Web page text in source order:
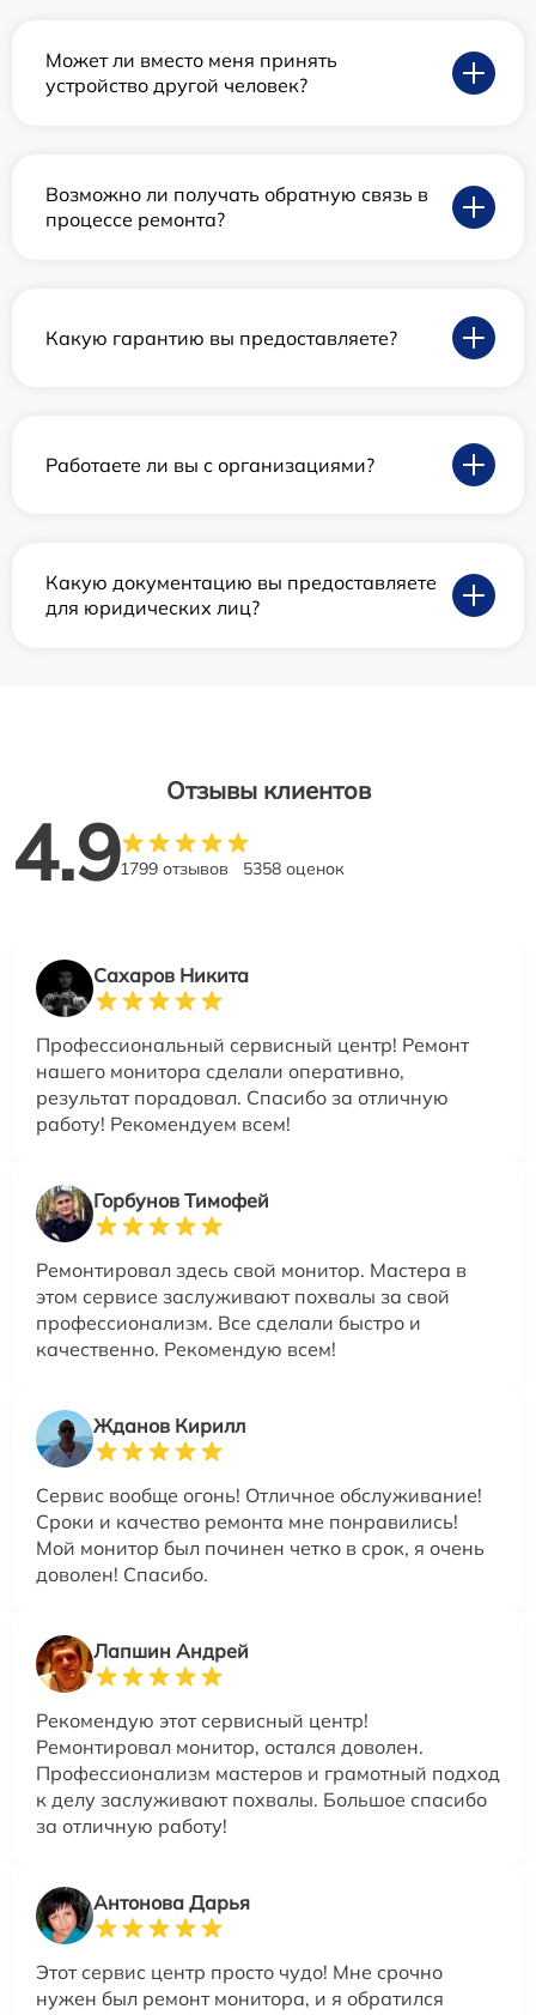
Может ли вместо меня принять
устройство другой человек?
Возможно ли получать обратную связь в
процессе ремонта?
Какую гарантию вы предоставляете?
Работаете ли вы с организациями?
Какую документацию вы предоставляете
для юридических лиц?
Отзывы клиентов
4.91799 отзывов 5358 оценок
Сахаров Никита
Профессиональный сервисный центр! Ремонт
нашего монитора сделали оперативно,
результат порадовал. Спасибо за отличную
работу! Рекомендуем всем!
Горбунов Тимофей
Ремонтировал здесь свой монитор. Мастера в
этом сервисе заслуживают похвалы за свой
профессионализм. Все сделали быстро и
качественно. Рекомендую всем!
Жданов Кирилл
Сервис вообще огонь! Отличное обслуживание!
Сроки и качество ремонта мне понравились!
Мой монитор был починен четко в срок, я очень
доволен! Спасибо.
Лапшин Андрей
Рекомендую этот сервисный центр!
Ремонтировал монитор, остался доволен.
Профессионализм мастеров и грамотный подход
к делу заслуживают похвалы. Большое спасибо
за отличную работу!
Антонова Дарья
Этот сервис центр просто чудо! Мне срочно
нужен был ремонт монитора, и я обратился